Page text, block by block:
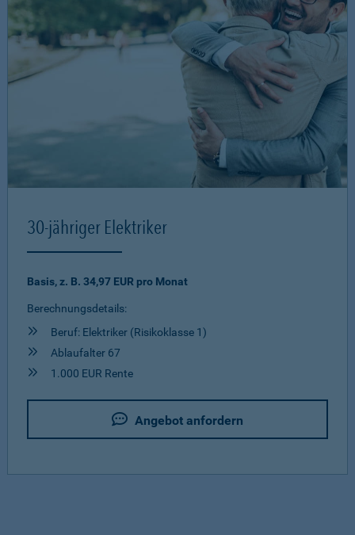
30-jähriger Elektriker
Basis, z. B. 34,97 EUR pro Monat
Berechnungsdetails:
Beruf: Elektriker (Risikoklasse 1)
Ablaufalter 67
1.000 EUR Rente
Angebot anfordern